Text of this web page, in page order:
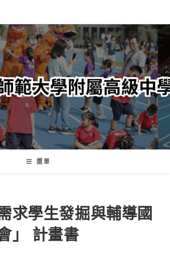
選單
求學生發掘與輔導國
」 計畫書